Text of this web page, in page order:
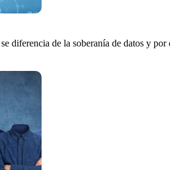
diferencia de la soberanía de datos y